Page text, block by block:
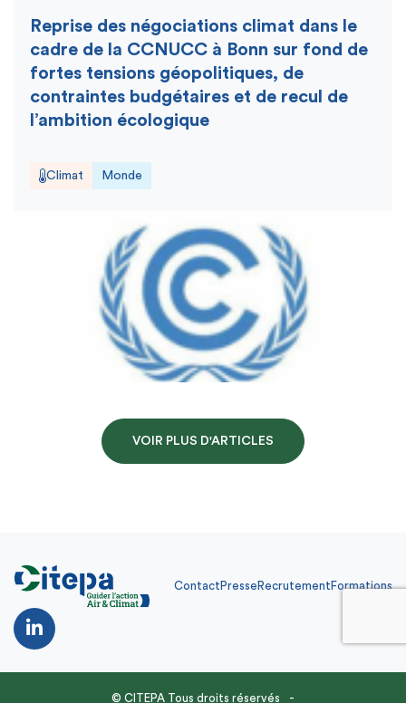
Presse Recrutement Formations
Reprise des négociations climat dans le
cadre de la CCNUCC à Bonn sur fond de
fortes tensions géopolitiques, de
contraintes budgétaires et de recul de
l’ambition écologique
Climat Monde
VOIR PLUS D'ARTICLES
Contact Presse Recrutement Formations
© CITEPA Tous droits réservés